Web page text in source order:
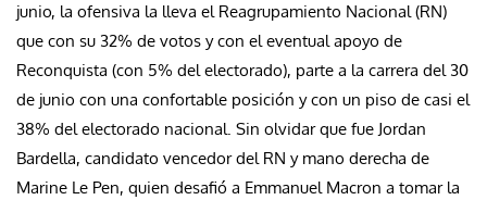
junio, la ofensiva la lleva el Reagrupamiento Nacional (RN)
que con su 32% de votos y con el eventual apoyo de
Reconquista (con 5% del electorado), parte a la carrera del 30
de junio con una confortable posición y con un piso de casi el
38% del electorado nacional. Sin olvidar que fue Jordan
Bardella, candidato vencedor del RN y mano derecha de
Marine Le Pen, quien desafió a Emmanuel Macron a tomar la